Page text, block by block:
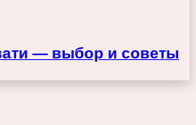
— выбор и советы